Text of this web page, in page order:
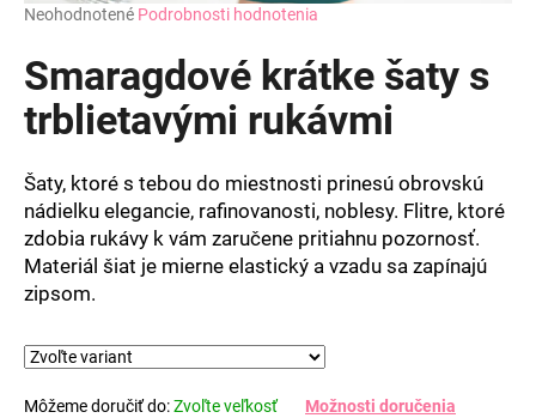
Priemerné
produktu
je
0,0
z
hviezdičiek.
Neohodnotené Podrobnosti hodnotenia
Smaragdové krátke šaty s
trblietavými rukávmi
Šaty, ktoré s tebou do miestnosti prinesú obrovskú
nádielku elegancie, rafinovanosti, noblesy. Flitre, ktoré
zdobia rukávy k vám zaručene pritiahnu pozornosť.
Materiál šiat je mierne elastický a vzadu sa zapínajú
zipsom.
Môžeme doručiť do:Zvoľte veľkosť Možnosti doručenia